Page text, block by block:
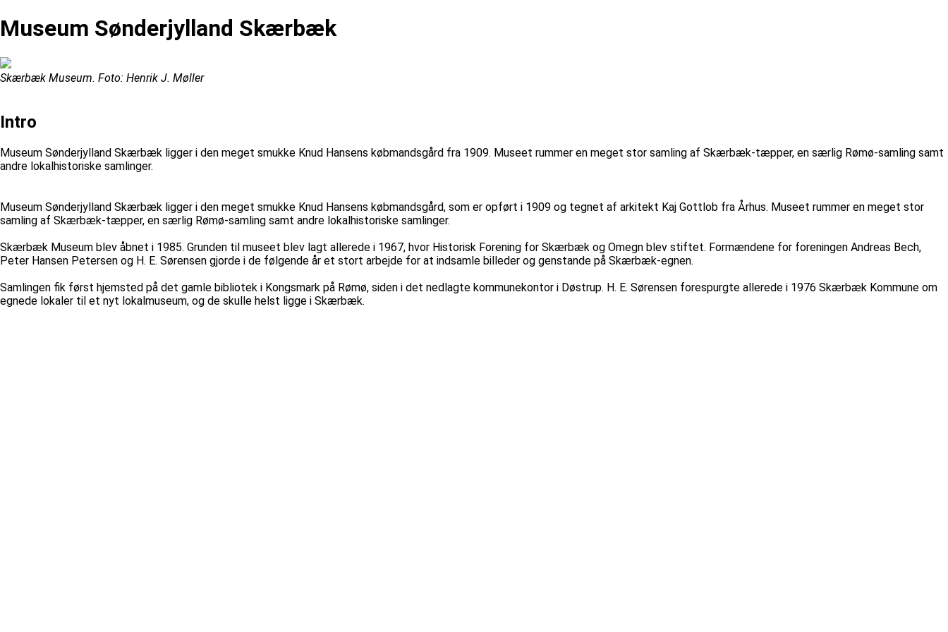
Museum Sønderjylland Skærbæk
Skærbæk Museum. Foto: Henrik J. Møller
Intro
Museum Sønderjylland Skærbæk ligger i den meget smukke Knud Hansens købmandsgård fra 1909. Museet rummer en meget stor samling af Skærbæk-tæpper, en særlig Rømø-samling samt
andre lokalhistoriske samlinger.
Museum Sønderjylland Skærbæk ligger i den meget smukke Knud Hansens købmandsgård, som er opført i 1909 og tegnet af arkitekt Kaj Gottlob fra Århus. Museet rummer en meget stor
samling af Skærbæk-tæpper, en særlig Rømø-samling samt andre lokalhistoriske samlinger.
Skærbæk Museum blev åbnet i 1985. Grunden til museet blev lagt allerede i 1967, hvor Historisk Forening for Skærbæk og Omegn blev stiftet. Formændene for foreningen Andreas Bech,
Peter Hansen Petersen og H. E. Sørensen gjorde i de følgende år et stort arbejde for at indsamle billeder og genstande på Skærbæk-egnen.
Samlingen fik først hjemsted på det gamle bibliotek i Kongsmark på Rømø, siden i det nedlagte kommunekontor i Døstrup. H. E. Sørensen forespurgte allerede i 1976 Skærbæk Kommune om
egnede lokaler til et nyt lokalmuseum, og de skulle helst ligge i Skærbæk.